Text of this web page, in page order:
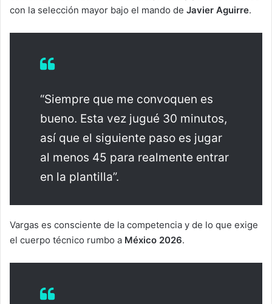
con la selección mayor bajo el mando de Javier Aguirre.
“Siempre que me convoquen es
bueno. Esta vez jugué 30 minutos,
así que el siguiente paso es jugar
al menos 45 para realmente entrar
en la plantilla”.
Vargas es consciente de la competencia y de lo que exige
el cuerpo técnico rumbo a México 2026.